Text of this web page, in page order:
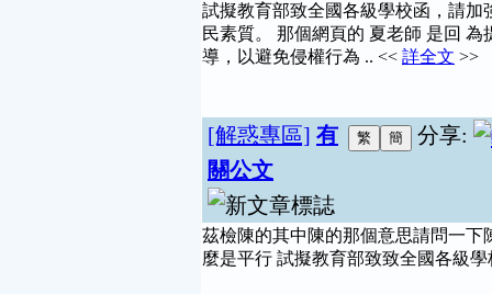
試擬教育部致全國各級學校函，請
民素質。 那個網頁的 夏老師 是
導，以避免侵權行為 .. << 詳全文 >>
分享:
[解惑專區] 有
關公文
茲檢陳的其中陳的那個意思請問一
麼是平行 試擬教育部致致全國各級